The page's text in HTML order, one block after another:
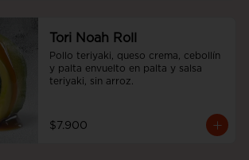
Tori Noah Roll
Pollo teriyaki, queso crema, cebollín
y palta envuelto en palta y salsa
teriyaki, sin arroz.
$7.900